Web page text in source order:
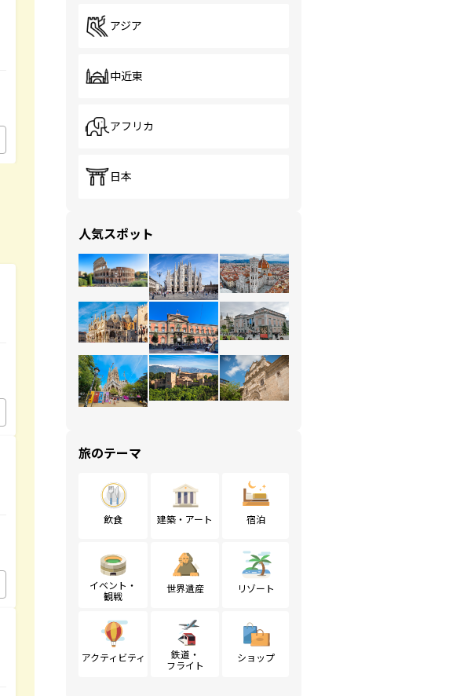
アジア
中近東
アフリカ
日本
人気スポット
旅のテーマ
飲食 建築・アート 宿泊
イベント・
観戦
世界遺産 リゾート
アクティビティ
鉄道・
フライト
ショップ